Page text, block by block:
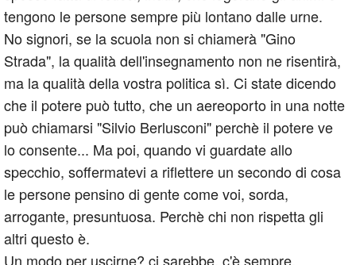
tengono le persone sempre più lontano dalle urne.
No signori, se la scuola non si chiamerà "Gino
Strada", la qualità dell'insegnamento non ne risentirà,
ma la qualità della vostra politica sì. Ci state dicendo
che il potere può tutto, che un aereoporto in una notte
può chiamarsi "Silvio Berlusconi" perchè il potere ve
lo consente... Ma poi, quando vi guardate allo
specchio, soffermatevi a riflettere un secondo di cosa
le persone pensino di gente come voi, sorda,
arrogante, presuntuosa. Perchè chi non rispetta gli
altri questo è.
Un modo per uscirne? ci sarebbe, c'è sempre.